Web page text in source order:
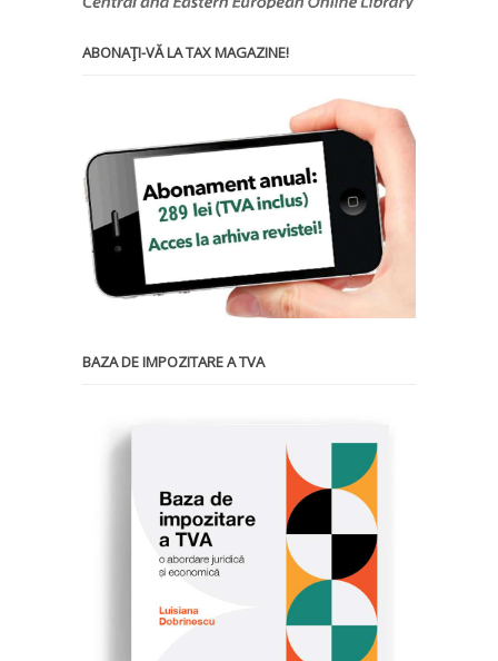
ABONAŢI-VĂ LA TAX MAGAZINE!
BAZA DE IMPOZITARE A TVA